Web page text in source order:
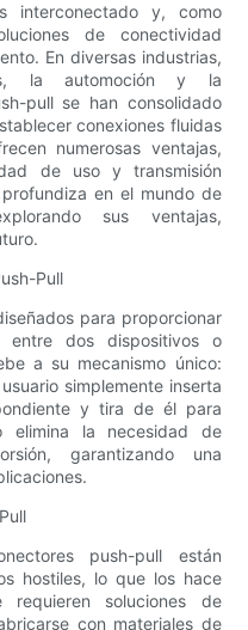
interconectado y, como
de conectividad
En diversas industrias,
la automoción y la
pull se han consolidado
conexiones fluidas
numerosas ventajas,
de uso y transmisión
en el mundo de
sus ventajas,
Pull
para proporcionar
dos dispositivos o
a su mecanismo único:
simplemente inserta
y tira de él para
elimina la necesidad de
garantizando una
push-pull están
hostiles, lo que los hace
requieren soluciones de
con materiales de